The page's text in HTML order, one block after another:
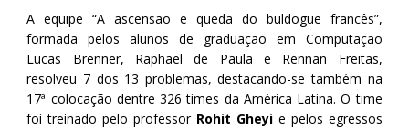
A equipe “A ascensão e queda do buldogue francês”,
formada pelos alunos de graduação em Computação
Lucas Brenner, Raphael de Paula e Rennan Freitas,
resolveu 7 dos 13 problemas, destacando-se também na
17ª colocação dentre 326 times da América Latina. O time
foi treinado pelo professor Rohit Gheyi e pelos egressos